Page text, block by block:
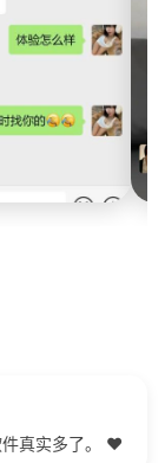
件真实多了。 ❤️